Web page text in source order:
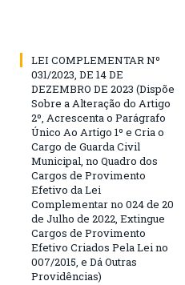
LEI COMPLEMENTAR Nº
031/2023, DE 14 DE
DEZEMBRO DE 2023 (Dispõe
Sobre a Alteração do Artigo
2º, Acrescenta o Parágrafo
Único Ao Artigo 1º e Cria o
Cargo de Guarda Civil
Municipal, no Quadro dos
Cargos de Provimento
Efetivo da Lei
Complementar no 024 de 20
de Julho de 2022, Extingue
Cargos de Provimento
Efetivo Criados Pela Lei no
007/2015, e Dá Outras
Providências)